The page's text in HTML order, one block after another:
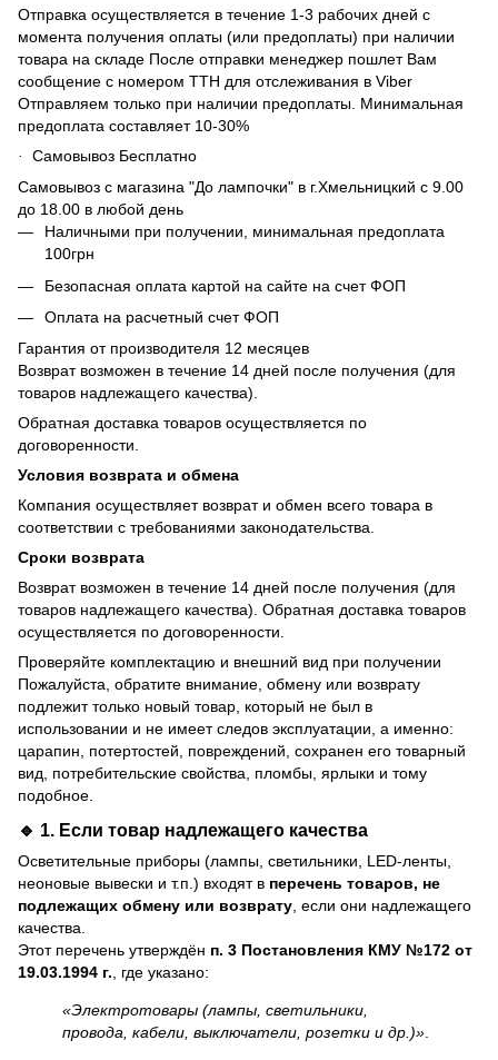
Отправка осуществляется в течение 1-3 рабочих дней с
момента получения оплаты (или предоплаты) при наличии
товара на складе После отправки менеджер пошлет Вам
сообщение с номером ТТН для отслеживания в Viber
Отправляем только при наличии предоплаты. Минимальная
предоплата составляет 10-30%
·
Самовывоз Бесплатно
Самовывоз с магазина "До лампочки" в г.Хмельницкий с 9.00
до 18.00 в любой день
Наличными при получении, минимальная предоплата
100грн
Безопасная оплата картой на сайте на счет ФОП
Оплата на расчетный счет ФОП
Гарантия от производителя 12 месяцев
Возврат возможен в течение 14 дней после получения (для
товаров надлежащего качества).
Обратная доставка товаров осуществляется по
договоренности.
Условия возврата и обмена
Компания осуществляет возврат и обмен всего товара в
соответствии с требованиями законодательства.
Сроки возврата
Возврат возможен в течение 14 дней после получения (для
товаров надлежащего качества). Обратная доставка товаров
осуществляется по договоренности.
Проверяйте комплектацию и внешний вид при получении
Пожалуйста, обратите внимание, обмену или возврату
подлежит только новый товар, который не был в
использовании и не имеет следов эксплуатации, а именно:
царапин, потертостей, повреждений, сохранен его товарный
вид, потребительские свойства, пломбы, ярлыки и тому
подобное.
🔹 1. Если товар надлежащего качества
Осветительные приборы (лампы, светильники, LED-ленты,
неоновые вывески и т.п.) входят в перечень товаров, не
подлежащих обмену или возврату , если они надлежащего
качества.
Этот перечень утверждён п. 3 Постановления КМУ №172 от
19.03.1994 г. , где указано:
«Электротовары (лампы, светильники,
провода, кабели, выключатели, розетки и др.)»